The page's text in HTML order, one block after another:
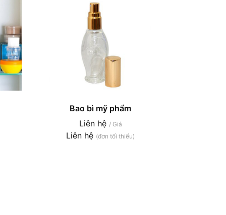
Bao bì mỹ phẩm
Liên hệ / Giá
Liên hệ (đơn tối thiểu)